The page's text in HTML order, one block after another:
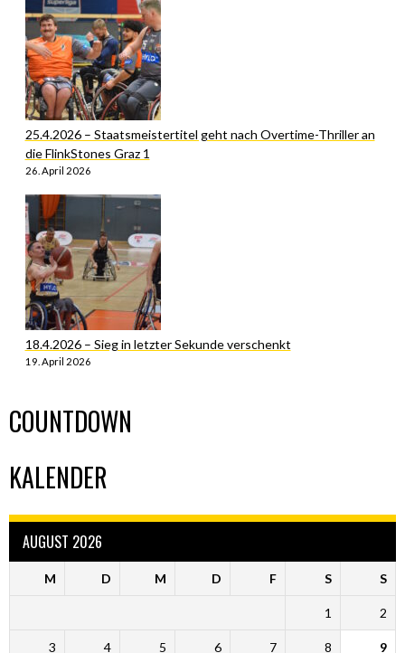
25.4.2026 – Staatsmeistertitel geht nach Overtime-Thriller an
die FlinkStones Graz 1
26. April 2026
18.4.2026 – Sieg in letzter Sekunde verschenkt
19. April 2026
COUNTDOWN
KALENDER
AUGUST 2026
M D M D F S S
1 2
3 4 5 6 7 8 9